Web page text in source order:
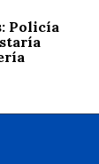
Policía